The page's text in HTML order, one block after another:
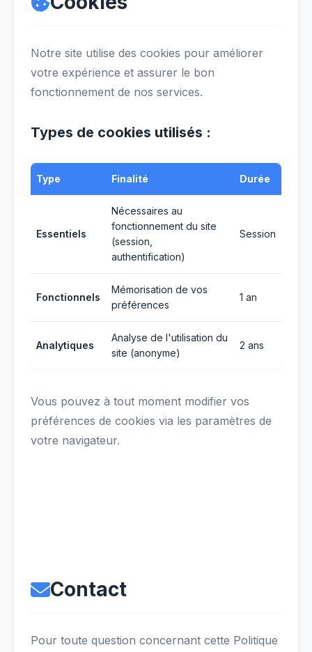
Notre site utilise des cookies pour améliorer
votre expérience et assurer le bon
fonctionnement de nos services.
Types de cookies utilisés :
Type Finalité Durée
Essentiels
Nécessaires au
fonctionnement du site
(session,
authentification)
Session
Fonctionnels
Mémorisation de vos
préférences
1 an
Analytiques
Analyse de l'utilisation du
site (anonyme)
2 ans
Vous pouvez à tout moment modifier vos
préférences de cookies via les paramètres de
votre navigateur.
Contact
Pour toute question concernant cette Politique